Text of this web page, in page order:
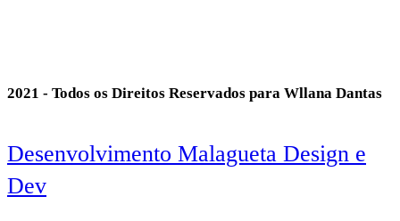
2021 - Todos os Direitos Reservados para Wllana Dantas
Desenvolvimento Malagueta Design e
Dev